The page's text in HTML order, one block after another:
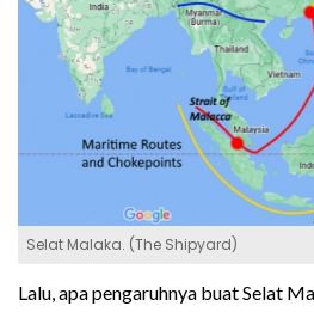
Selat Malaka. (The Shipyard)
Lalu, apa pengaruhnya buat Selat